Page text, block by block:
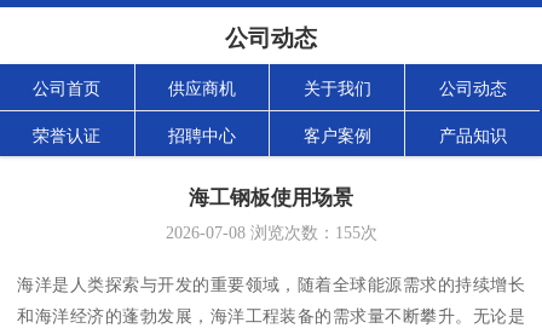
公司动态
公司首页 供应商机 关于我们 公司动态
荣誉认证 招聘中心 客户案例 产品知识
海工钢板使用场景
2026-07-08浏览次数： 155次
海洋是人类探索与开发的重要领域，随着全球能源需求的持续增长
和海洋经济的蓬勃发展，海洋工程装备的需求量不断攀升。无论是